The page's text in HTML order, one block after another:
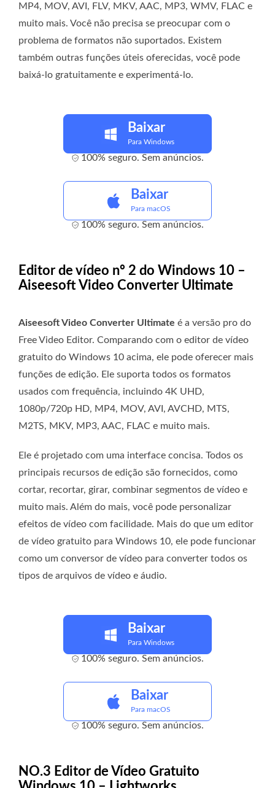
MP4, MOV, AVI, FLV, MKV, AAC, MP3, WMV, FLAC e
muito mais. Você não precisa se preocupar com o
problema de formatos não suportados. Existem
também outras funções úteis oferecidas, você pode
baixá-lo gratuitamente e experimentá-lo.
Baixar
Para Windows
100% seguro. Sem anúncios.
Baixar
Para macOS
100% seguro. Sem anúncios.
Editor de vídeo nº 2 do Windows 10 –
Aiseesoft Video Converter Ultimate
Aiseesoft Video Converter Ultimate é a versão pro do
Free Video Editor. Comparando com o editor de vídeo
gratuito do Windows 10 acima, ele pode oferecer mais
funções de edição. Ele suporta todos os formatos
usados ​​com frequência, incluindo 4K UHD,
1080p/720p HD, MP4, MOV, AVI, AVCHD, MTS,
M2TS, MKV, MP3, AAC, FLAC e muito mais.
Ele é projetado com uma interface concisa. Todos os
principais recursos de edição são fornecidos, como
cortar, recortar, girar, combinar segmentos de vídeo e
muito mais. Além do mais, você pode personalizar
efeitos de vídeo com facilidade. Mais do que um editor
de vídeo gratuito para Windows 10, ele pode funcionar
como um conversor de vídeo para converter todos os
tipos de arquivos de vídeo e áudio.
Baixar
Para Windows
100% seguro. Sem anúncios.
Baixar
Para macOS
100% seguro. Sem anúncios.
NO.3 Editor de Vídeo Gratuito